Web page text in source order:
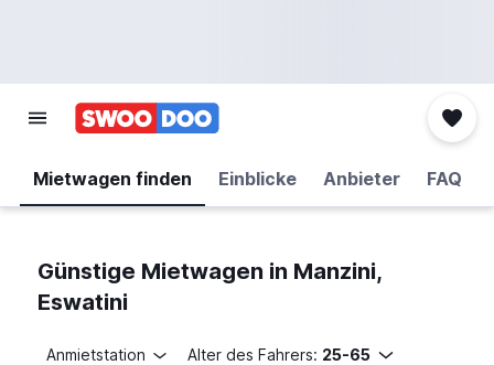
Mietwagen finden Einblicke Anbieter FAQ
Günstige Mietwagen in Manzini,
Eswatini
Anmietstation Alter des Fahrers: 25-65